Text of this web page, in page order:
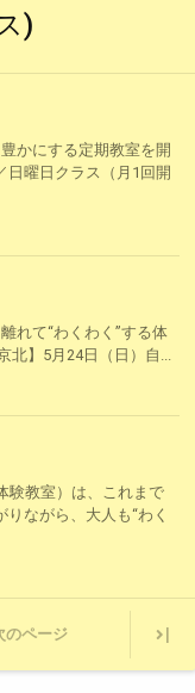
)
かにする定期教室を開
日曜日クラス（月1回開
れて“わくわく”する体
北】5月24日（日）自...
験教室）は、これまで
ながら、大人も“わく
のページ